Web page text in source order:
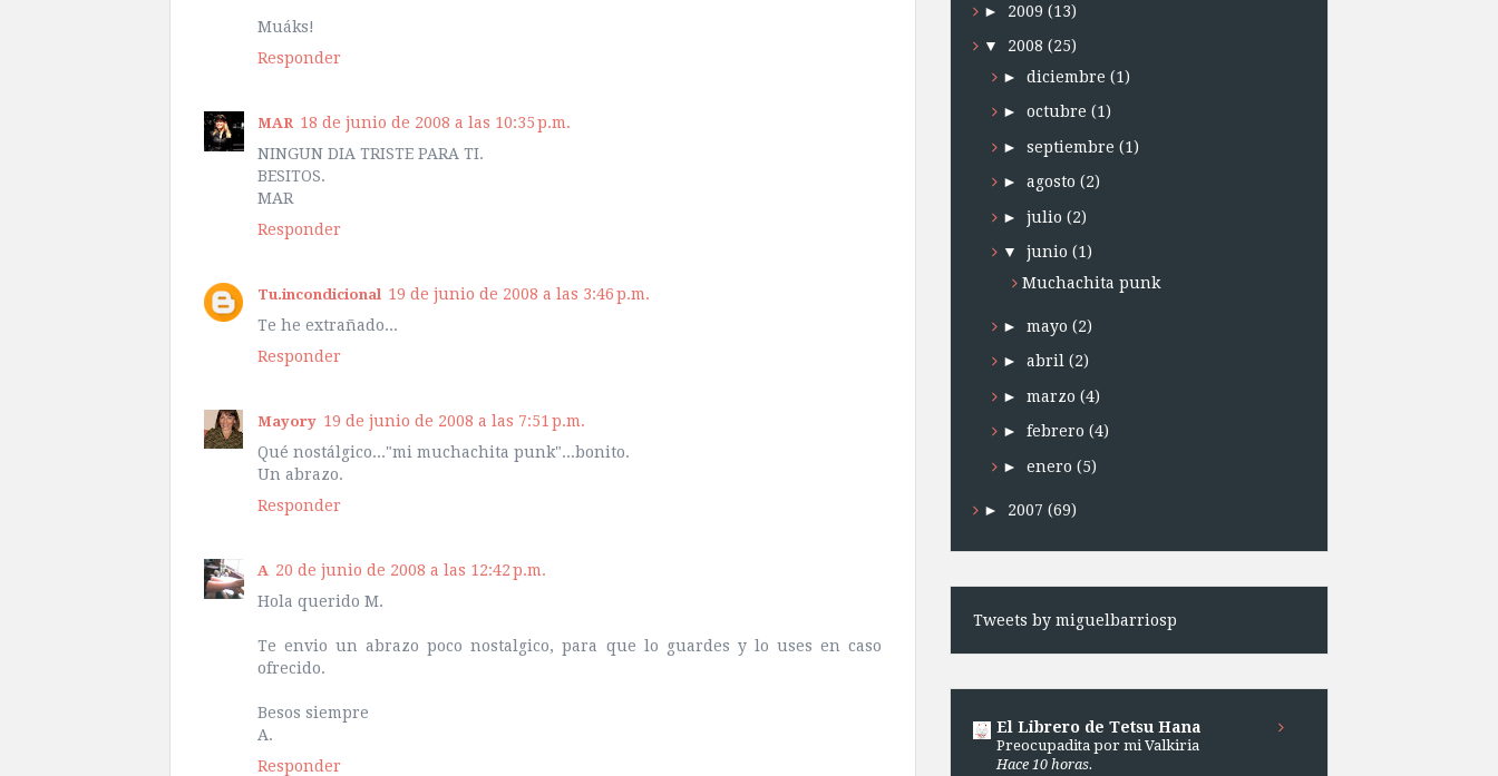
Muáks!
Responder
MAR 18 de junio de 2008 a las 10:35 p.m.
NINGUN DIA TRISTE PARA TI.
BESITOS.
MAR
Responder
Tu.incondicional 19 de junio de 2008 a las 3:46 p.m.
Te he extrañado...
Responder
Mayory 19 de junio de 2008 a las 7:51 p.m.
Qué nostálgico..."mi muchachita punk"...bonito.
Un abrazo.
Responder
A 20 de junio de 2008 a las 12:42 p.m.
Hola querido M.
Te envio un abrazo poco nostalgico, para que lo guardes y lo uses en caso
ofrecido.
Besos siempre
A.
Responder
► 2009 (13)
▼
2008 (25)
► diciembre (1)
► octubre (1)
► septiembre (1)
► agosto (2)
► julio (2)
▼
junio (1)
Muchachita punk
► mayo (2)
► abril (2)
► marzo (4)
► febrero (4)
► enero (5)
► 2007 (69)
Tweets by miguelbarriosp
El Librero de Tetsu Hana
Preocupadita por mi Valkiria
Hace 10 horas.